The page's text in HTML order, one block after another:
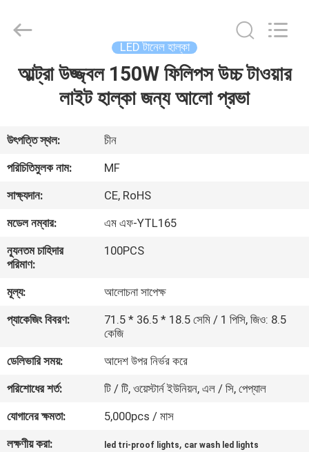
বাড়ি
ভিডিও
আমাদের
সম্পর্কে
ভ্রমণ
নিয়ন্ত্রণ
যোগাযোগ
করুন
Lighting
Co.,Ltd..
LED টানেল হাল্কা
আল্ট্রা উজ্জ্বল 150W ফিলিপস উচ্চ টাওয়ার
লাইট হাল্কা জন্য আলো প্রভা
উৎপত্তি স্থল:
চীন
পরিচিতিমুলক নাম:
MF
সাক্ষ্যদান:
CE, RoHS
মডেল নম্বার:
এম এফ-YTL165
ন্যূনতম চাহিদার
পরিমাণ:
100PCS
মূল্য:
আলোচনা সাপেক্ষ
প্যাকেজিং বিবরণ:
71.5 * 36.5 * 18.5 সেমি / 1 পিসি, জিও: 8.5
কেজি
ডেলিভারি সময়:
আদেশ উপর নির্ভর করে
পরিশোধের শর্ত:
টি / টি, ওয়েস্টার্ন ইউনিয়ন, এল / সি, পেপ্যাল
যোগানের ক্ষমতা:
5,000pcs / মাস
লক্ষণীয় করা:
led tri-proof lights, car wash led lights